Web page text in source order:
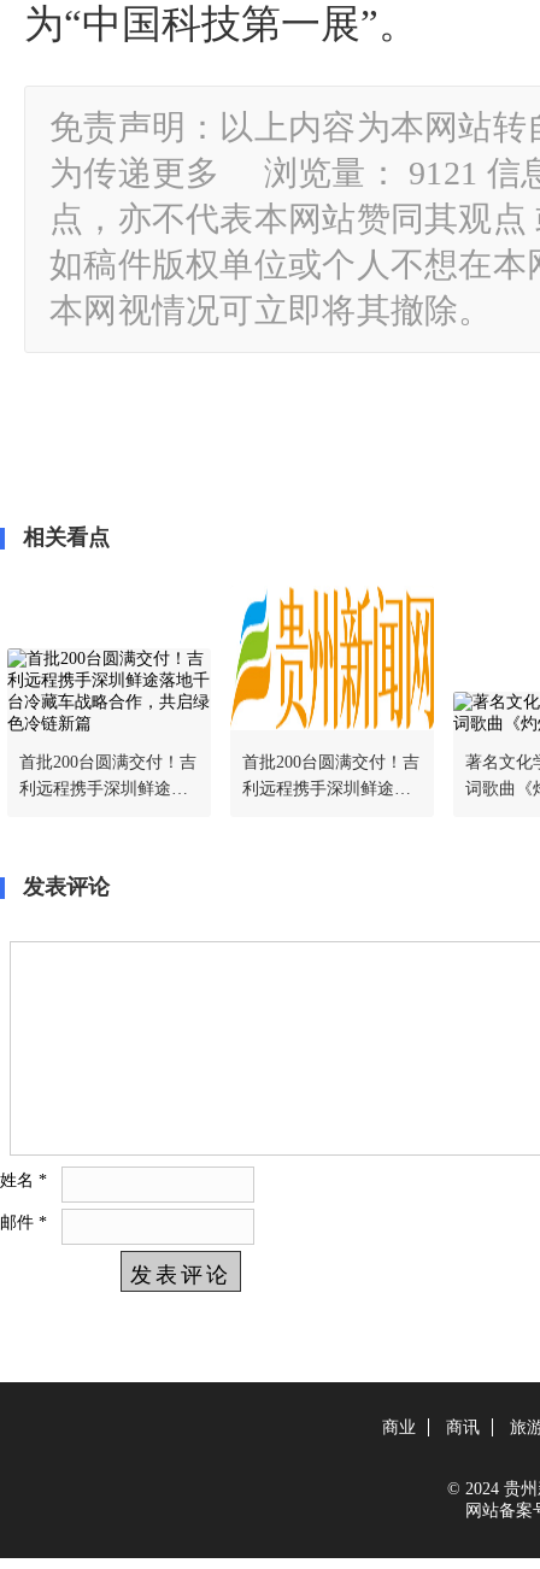
为“中国科技第一展”。
免责声明：以上内容为本网站
为传递更多 浏览量： 9121 信
点，亦不代表本网站赞同其观
如稿件版权单位或个人不想在
本网视情况可立即将其撤除。
相关看点
首批200台圆满交付！吉
利远程携手深圳鲜途落
首批200台圆满交付！吉
利远程携手深圳鲜途落
著名文化
词歌曲《
发表评论
姓名 *
邮件 *
商业 商讯 旅
© 2024 贵州
网站备案